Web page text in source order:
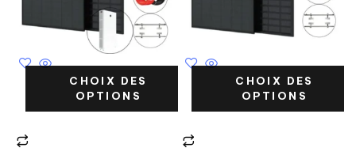
CHOIX DES
OPTIONS
CHOIX DES
OPTIONS